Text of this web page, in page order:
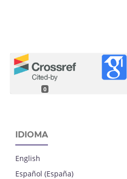
0
IDIOMA
English
Español (España)